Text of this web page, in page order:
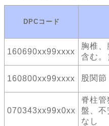
DPCコード
160690xx99xxxx
胸椎
含む
160800xx99xxxx 股関
070343xx99x0xx
脊柱
盤、
なし